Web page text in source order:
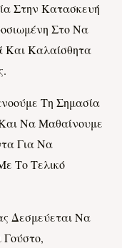
Στην Κατασκευή
Στο Να
Και Καλαίσθητα
Τη Σημασία
Να Μαθαίνουμε
Για Να
Το Τελικό
Δεσμεύεται Να